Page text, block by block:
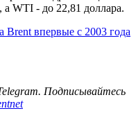
а WTI - до 22,81 доллара.
Brent впервые с 2003 года
Подписывайтесь